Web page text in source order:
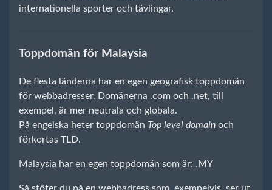
internationella sporter och tävlingar.
Toppdomän för Malaysia
De flesta länderna har en egen geografisk toppdomän
för webbadresser. Domänerna .com och .net, till
exempel, är mer neutrala och globala.
På engelska heter toppdomän Top level domain och
förkortas TLD.
Malaysia har en egen toppdomän som är: .MY